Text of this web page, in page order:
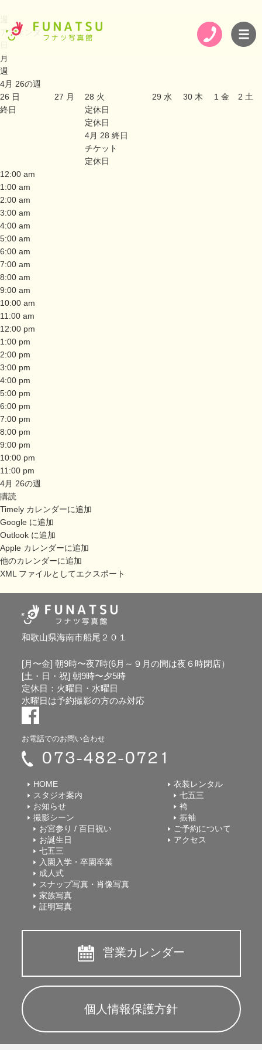
アジェンダ
月
週
4月 26の週
26 日 27 月 28 火 29 水 30 木 1 金 2 土
終日
定休日
定休日
4月 28 終日
チケット
定休日
12:00 am
1:00 am
2:00 am
3:00 am
4:00 am
5:00 am
6:00 am
7:00 am
8:00 am
9:00 am
10:00 am
11:00 am
12:00 pm
1:00 pm
2:00 pm
3:00 pm
4:00 pm
5:00 pm
6:00 pm
7:00 pm
8:00 pm
9:00 pm
10:00 pm
11:00 pm
4月 26の週
購読
Timely カレンダーに追加
Google に追加
Outlook に追加
Apple カレンダーに追加
他のカレンダーに追加
XML ファイルとしてエクスポート
和歌山県海南市船尾２０１
[月〜金] 朝9時〜夜7時(6月～９月の間は夜６時閉店）
[土・日・祝] 朝9時〜夕5時
定休日：火曜日・水曜日
水曜日は予約撮影の方のみ対応
お電話でのお問い合わせ
HOME
スタジオ案内
お知らせ
撮影シーン
お宮参り / 百日祝い
お誕生日
七五三
入園入学・卒園卒業
成人式
スナップ写真・肖像写真
家族写真
証明写真
衣装レンタル
七五三
袴
振袖
ご予約について
アクセス
営業カレンダー
個人情報保護方針